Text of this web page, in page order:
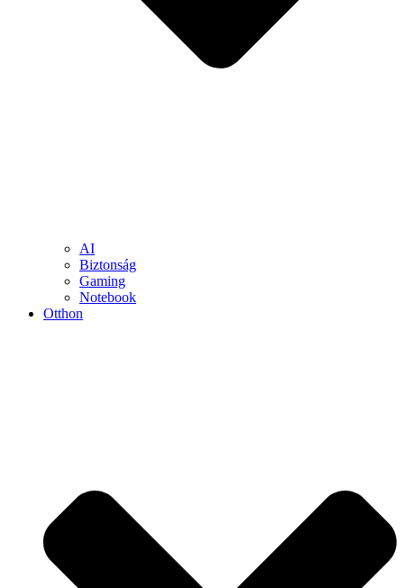
AI
Biztonság
Gaming
Notebook
Otthon